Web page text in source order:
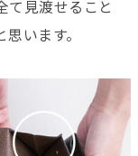
て見渡せること
います。